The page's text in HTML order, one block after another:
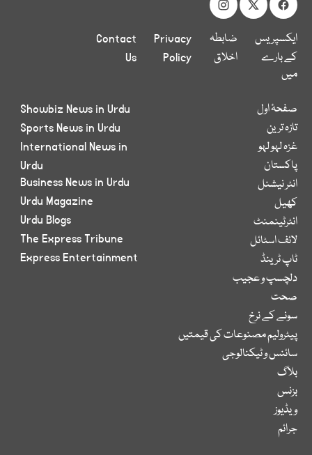
ایکسپریس
کے بارے
میں
ضابطہ
اخلاق
Privacy
Policy
Contact
Us
صفحۂ اول
تازہ ترین
غزہ لہو لہو
پاکستان
انٹر نیشنل
کھیل
انٹرٹینمنٹ
لائف اسٹائل
ٹاپ ٹرینڈ
دلچسپ و عجیب
صحت
سونے کے نرخ
پیٹرولیم مصنوعات کی قیمتیں
سائنس و ٹیکنالوجی
بلاگ
بزنس
ویڈیوز
جرائم
Showbiz News in Urdu
Sports News in Urdu
International News in
Urdu
Business News in Urdu
Urdu Magazine
Urdu Blogs
The Express Tribune
Express Entertainment